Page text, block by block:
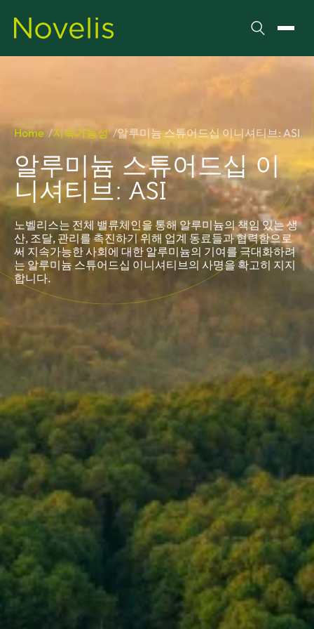
검색 메뉴
Home 지속가능성 알루미늄 스튜어드십 이니셔티브: ASI
알루미늄 스튜어드십 이
니셔티브: ASI
노벨리스는 전체 밸류체인을 통해 알루미늄의 책임 있는 생
산, 조달, 관리를 촉진하기 위해 업계 동료들과 협력함으로
써 지속가능한 사회에 대한 알루미늄의 기여를 극대화하려
는 알루미늄 스튜어드십 이니셔티브의 사명을 확고히 지지
합니다.